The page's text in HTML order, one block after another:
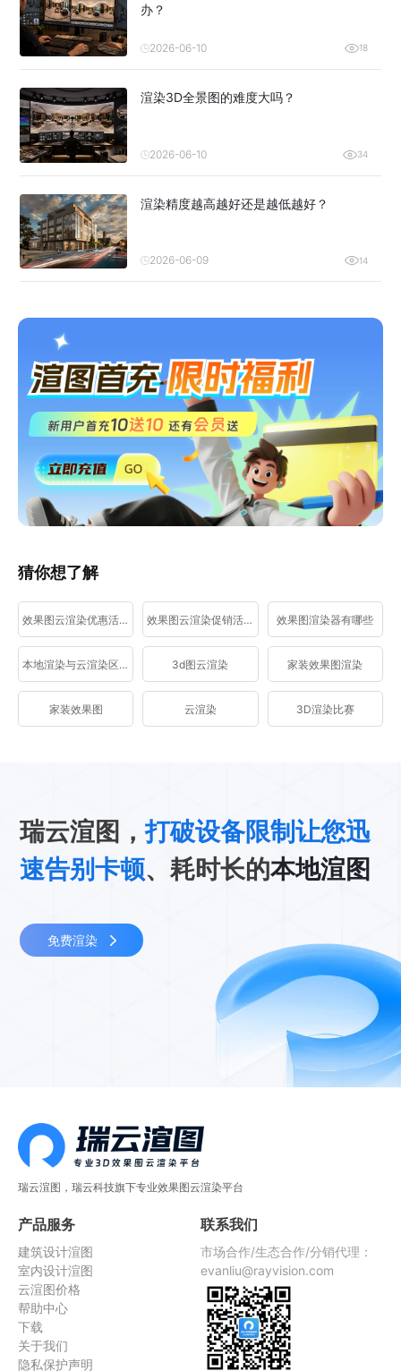
办？
2026-06-10 18
渲染3D全景图的难度大吗？
2026-06-10 34
渲染精度越高越好还是越低越好？
2026-06-09 14
猜你想了解
效果图云渲染优惠活动 效果图云渲染促销活动 效果图渲染器有哪些
本地渲染与云渲染区别 3d图云渲染 家装效果图渲染
家装效果图 云渲染 3D渲染比赛
瑞云渲图，打破设备限制让您迅
速告别卡顿、耗时长的本地渲图
免费渲染
瑞云渲图，瑞云科技旗下专业效果图云渲染平台
产品服务
建筑设计渲图
室内设计渲图
云渲图价格
帮助中心
下载
关于我们
隐私保护声明
联系我们
市场合作/生态合作/分销代理：
evanliu@rayvision.com